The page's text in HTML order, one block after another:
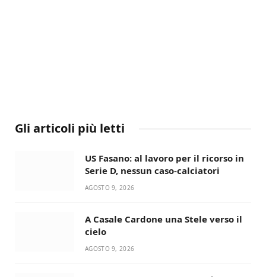
Gli articoli più letti
US Fasano: al lavoro per il ricorso in
Serie D, nessun caso-calciatori
AGOSTO 9, 2026
A Casale Cardone una Stele verso il
cielo
AGOSTO 9, 2026